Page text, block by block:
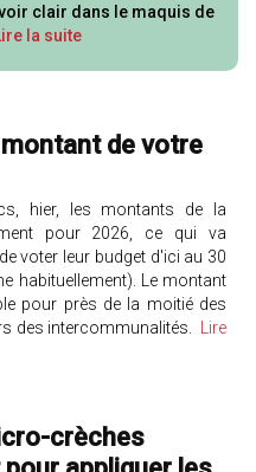
clair dans le maquis de
la suite
de votre
hier, les montants de la
pour 2026, ce qui va
voter leur budget d'ici au 30
habituellement). Le montant
pour près de la moitié des
des intercommunalités. Lire
crèches